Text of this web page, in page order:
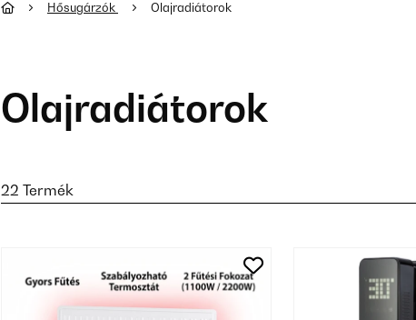
Hősugárzók Olajradiátorok
Olajradiátorok
22 Termék